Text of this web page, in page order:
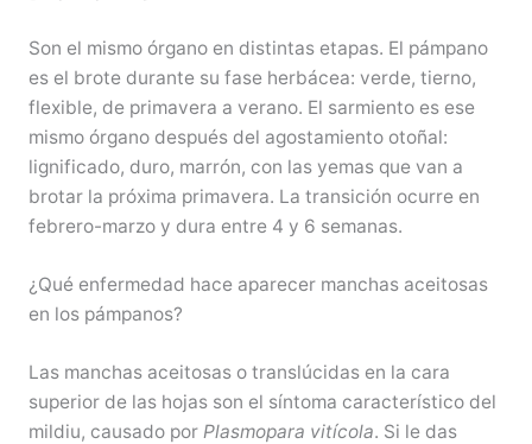
Son el mismo órgano en distintas etapas. El pámpano
es el brote durante su fase herbácea: verde, tierno,
flexible, de primavera a verano. El sarmiento es ese
mismo órgano después del agostamiento otoñal:
lignificado, duro, marrón, con las yemas que van a
brotar la próxima primavera. La transición ocurre en
febrero-marzo y dura entre 4 y 6 semanas.
¿Qué enfermedad hace aparecer manchas aceitosas
en los pámpanos?
Las manchas aceitosas o translúcidas en la cara
superior de las hojas son el síntoma característico del
mildiu, causado por Plasmopara vitícola. Si le das